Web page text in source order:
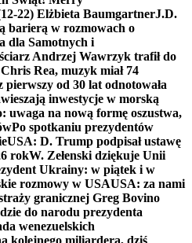
22) Elżbieta BaumgartnerJ.D.
barierą w rozmowach o
dla Samotnych i
Andrzej Wawrzyk trafił do
Rea, muzyk miał 74
od 30 lat odnotowała
inwestycje w morską
uwaga na nową formę oszustwa,
Po spotkaniu prezydentów
USA: D. Trump podpisał ustawę
rokW. Zełenski dziękuje Unii
Ukrainy: w piątek i w
rozmowy w USAUSA: za nami
granicznej Greg Bovino
do narodu prezydenta
wenezuelskich
kolejnego miliardera, dziś